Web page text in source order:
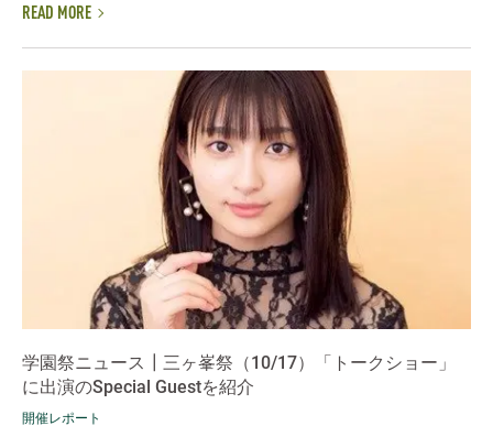
READ MORE
学園祭ニュース┃三ヶ峯祭（10/17）「トークショー」
に出演のSpecial Guestを紹介
開催レポート